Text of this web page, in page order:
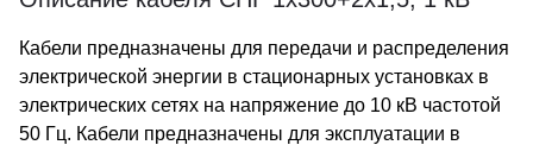
Кабели предназначены для передачи и распределения
электрической энергии в стационарных установках в
электрических сетях на напряжение до 10 кВ частотой
50 Гц. Кабели предназначены для эксплуатации в